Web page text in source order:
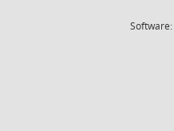
Software: